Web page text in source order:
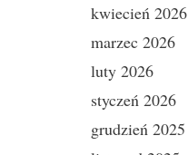
kwiecień 2026
marzec 2026
luty 2026
styczeń 2026
grudzień 2025